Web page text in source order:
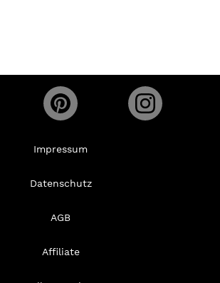
Impressum
Datenschutz
AGB
Affiliate